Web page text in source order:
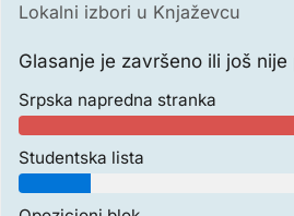
Lokalni izbori u Knjaževcu
Glasanje je završeno ili još nije
Srpska napredna stranka
Studentska lista